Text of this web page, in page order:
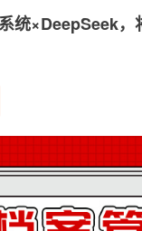
统×DeepSeek，
比拼，“银雁科技
！
诉你建设数字档
国际档案研
起了解档案利用